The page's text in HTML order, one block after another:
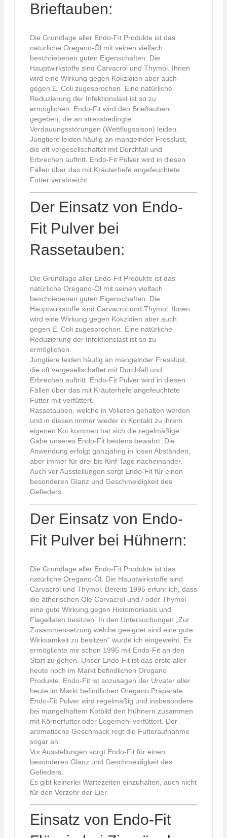
Brieftauben:
Die Grundlage aller Endo-Fit Produkte ist das
natürliche Oregano-Öl mit seinen vielfach
beschriebenen guten Eigenschaften. Die
Hauptwirkstoffe sind Carvacrol und Thymol. Ihnen
wird eine Wirkung gegen Kokzidien aber auch
gegen E. Coli zugesprochen. Eine natürliche
Reduzierung der Infektionslast ist so zu
ermöglichen. Endo-Fit wird den Brieftauben
gegeben, die an stressbedingte
Verdauungsstörungen (Wettflugsaison) leiden.
Jungtiere leiden häufig an mangelnder Fresslust,
die oft vergesellschaftet mit Durchfall und
Erbrechen auftritt. Endo-Fit Pulver wird in diesen
Fällen über das mit Kräuterhefe angefeuchtete
Futter verabreicht.
Der Einsatz von Endo-
Fit Pulver bei
Rassetauben:
Die Grundlage aller Endo-Fit Produkte ist das
natürliche Oregano-Öl mit seinen vielfach
beschriebenen guten Eigenschaften. Die
Hauptwirkstoffe sind Carvacrol und Thymol. Ihnen
wird eine Wirkung gegen Kokzidien aber auch
gegen E. Coli zugesprochen. Eine natürliche
Reduzierung der Infektionslast ist so zu
ermöglichen.
Jungtiere leiden häufig an mangelnder Fresslust,
die oft vergesellschaftet mit Durchfall und
Erbrechen auftritt. Endo-Fit Pulver wird in diesen
Fällen über das mit Kräuterhefe angefeuchtete
Futter mit verfüttert.
Rassetauben, welche in Volieren gehalten werden
und in diesen immer wieder in Kontakt zu ihrem
eigenen Kot kommen hat sich die regelmäßige
Gabe unseres Endo-Fit bestens bewährt. Die
Anwendung erfolgt ganzjährig in losen Abständen,
aber immer für drei bis fünf Tage nacheinander.
Auch vor Ausstellungen sorgt Endo-Fit für einen
besonderen Glanz und Geschmeidigkeit des
Gefieders.
Der Einsatz von Endo-
Fit Pulver bei Hühnern:
Die Grundlage aller Endo-Fit Produkte ist das
natürliche Oregano-Öl. Die Hauptwirkstoffe sind
Carvacrol und Thymol. Bereits 1995 erfuhr ich, dass
die ätherischen Öle Carvacrol und / oder Thymol
eine gute Wirkung gegen Histomoniasis und
Flagellaten besitzen. In den Untersuchungen „Zur
Zusammensetzung welche geeignet sind eine gute
Wirksamkeit zu besitzen“ wurde ich eingeweiht. Es
ermöglichte mir schon 1995 mit Endo-Fit an den
Start zu gehen. Unser Endo-Fit ist das erste aller
heute noch im Markt befindlichen Oregano
Produkte. Endo-Fit ist sozusagen der Urvater aller
heute im Markt befindlichen Oregano Präparate.
Endo-Fit Pulver wird regelmäßig und insbesondere
bei mangelhaftem Kotbild den Hühnern zusammen
mit Körnerfutter oder Legemehl verfüttert. Der
aromatische Geschmack regt die Futteraufnahme
sogar an.
Vor Ausstellungen sorgt Endo-Fit für einen
besonderen Glanz und Geschmeidigkeit des
Gefieders.
Es gibt keinerlei Wartezeiten einzuhalten, auch nicht
für den Verzehr der Eier.
Einsatz von Endo-Fit